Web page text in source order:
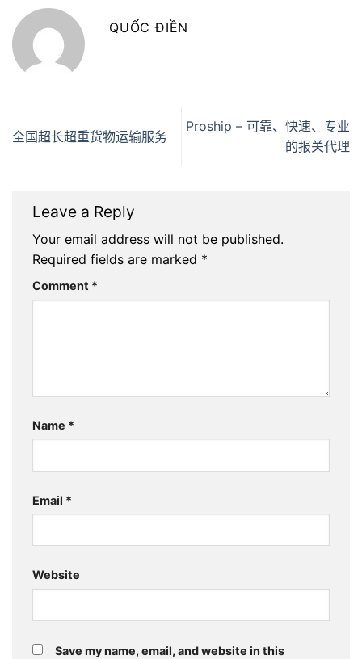
QUỐC ĐIỀN
全国超长超重货物运输服务
Proship – 可靠、快速、专业
的报关代理
Leave a Reply
Your email address will not be published.
Required fields are marked *
Comment *
Name *
Email *
Website
Save my name, email, and website in this